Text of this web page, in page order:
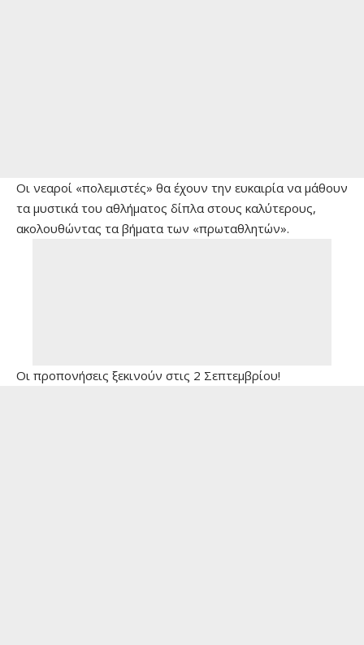
Οι νεαροί «πολεμιστές» θα έχουν την ευκαιρία να μάθουν
τα μυστικά του αθλήματος δίπλα στους καλύτερους,
ακολουθώντας τα βήματα των «πρωταθλητών».
Οι προπονήσεις ξεκινούν στις 2 Σεπτεμβρίου!